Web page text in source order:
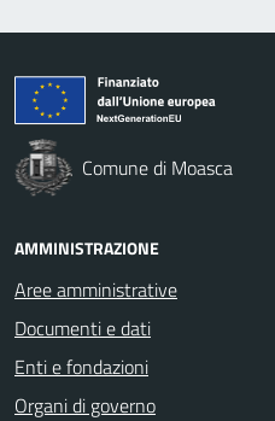
Comune di Moasca
AMMINISTRAZIONE
Aree amministrative
Documenti e dati
Enti e fondazioni
Organi di governo